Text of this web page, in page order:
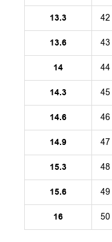
13.3 42
13.6 43
14 44
14.3 45
14.6 46
14.9 47
15.3 48
15.6 49
16 50